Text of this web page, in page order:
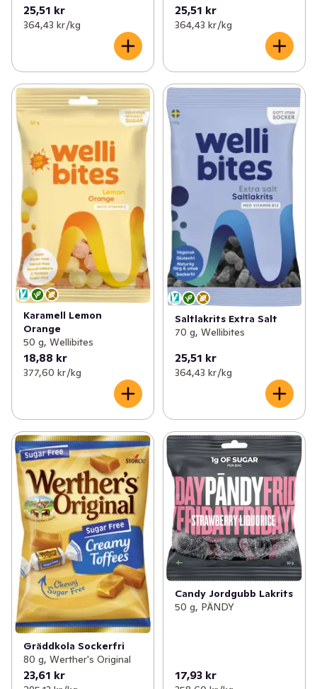
25,51 kr
364,43 kr /kg
25,51 kr
364,43 kr /kg
Karamell Lemon
Orange
50 g, Wellibites
18,88 kr
377,60 kr /kg
Saltlakrits Extra Salt
70 g, Wellibites
25,51 kr
364,43 kr /kg
Gräddkola Sockerfri
80 g, Werther's Original
23,61 kr
Candy Jordgubb Lakrits
50 g, PÄNDY
17,93 kr